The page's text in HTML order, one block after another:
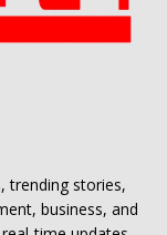
trending stories,
business, and